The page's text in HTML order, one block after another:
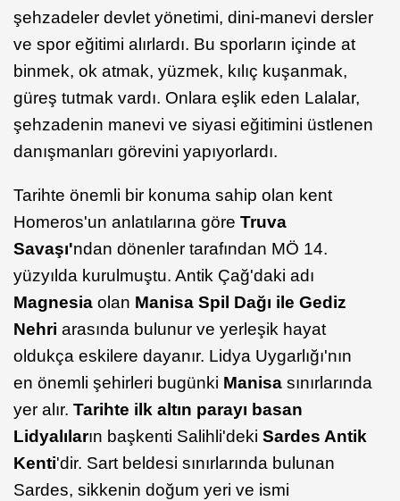
şehzadeler devlet yönetimi, dini-manevi dersler
ve spor eğitimi alırlardı. Bu sporların içinde at
binmek, ok atmak, yüzmek, kılıç kuşanmak,
güreş tutmak vardı. Onlara eşlik eden Lalalar,
şehzadenin manevi ve siyasi eğitimini üstlenen
danışmanları görevini yapıyorlardı.
Tarihte önemli bir konuma sahip olan kent
Homeros'un anlatılarına göre Truva
Savaşı'ndan dönenler tarafından MÖ 14.
yüzyılda kurulmuştu. Antik Çağ'daki adı
Magnesia olan Manisa Spil Dağı ile Gediz
Nehri arasında bulunur ve yerleşik hayat
oldukça eskilere dayanır. Lidya Uygarlığı'nın
en önemli şehirleri bugünki Manisa sınırlarında
yer alır. Tarihte ilk altın parayı basan
Lidyalıların başkenti Salihli'deki Sardes Antik
Kenti'dir. Sart beldesi sınırlarında bulunan
Sardes, sikkenin doğum yeri ve ismi